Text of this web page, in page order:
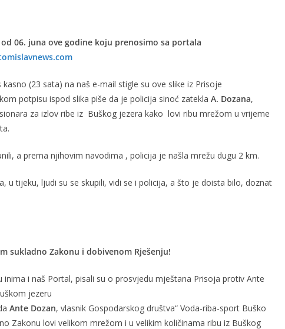
06. juna ove godine koju prenosimo sa portala
kasno (23 sata) na naš e-mail stigle su ove slike iz Prisoje
potpisu ispod slika piše da je policija sinoć zatekla A. Dozana,
za izlov ribe iz Buškog jezera kako lovi ribu mrežom u vrijeme
a prema njihovim navodima , policija je našla mrežu dugu 2 km.
u tijeku, ljudi su se skupili, vidi se i policija, a što je doista bilo, doznat
sukladno Zakonu i dobivenom Rješenju!
i naš Portal, pisali su o prosvjedu mještana Prisoja protiv Ante
jezeru
Ante Dozan, vlasnik Gospodarskog društva“ Voda-riba-sport Buško
Zakonu lovi velikom mrežom i u velikim količinama ribu iz Buškog